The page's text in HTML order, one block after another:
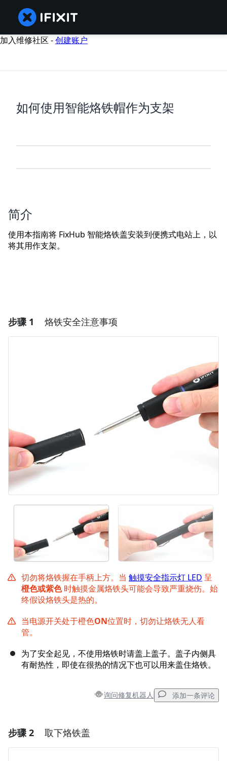
加入维修社区 -创建账户
如何使用智能烙铁帽作为支架
简介
使用本指南将 FixHub 智能烙铁盖安装到便携式电站上，以
将其用作支架。
步骤 1 烙铁安全注意事项
切勿将烙铁握在手柄上方。当 触摸安全指示灯 LED 呈
橙色或紫色时触摸金属烙铁头可能会导致严重烧伤。始
终假设烙铁头是热的。
当电源开关处于橙色ON位置时，切勿让烙铁无人看
管。
为了安全起见，不使用烙铁时请盖上盖子。盖子内侧具
有耐热性，即使在很热的情况下也可以用来盖住烙铁。
询问修复机器人 添加一条评论
步骤 2 取下烙铁盖